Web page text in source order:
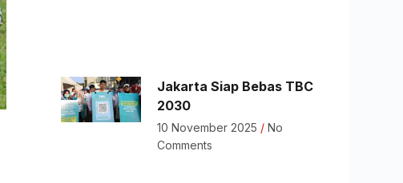
Jakarta Siap Bebas TBC
2030
10 November 2025
No
Comments